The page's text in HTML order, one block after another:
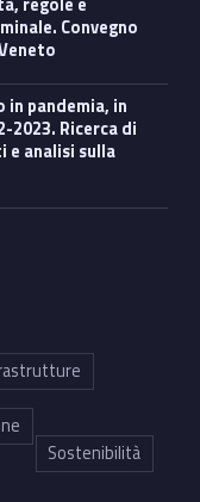
Convegno
2023. Ricerca di
e analisi sulla
Sostenibilità